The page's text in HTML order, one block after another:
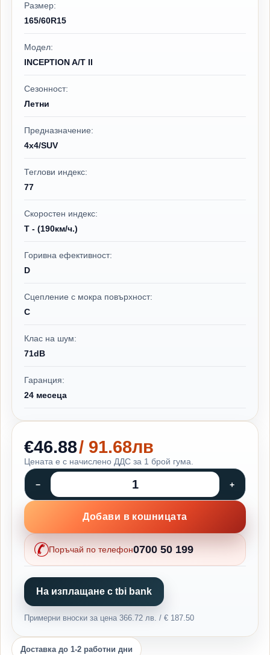
Размер:
165/60R15
Модел:
INCEPTION A/T II
Сезонност:
Летни
Предназначение:
4x4/SUV
Теглови индекс:
77
Скоростен индекс:
T - (190км/ч.)
Горивна ефективност:
D
Сцепление с мокра повърхност:
C
Клас на шум:
71dB
Гаранция:
24 месеца
€46.88/ 91.68лв
Цената е с начислено ДДС за 1 брой гума.
Добави в кошницата
Поръчай по телефон0700 50 199
На изплащане с tbi bank
Примерни вноски за цена 366.72 лв. / € 187.50
Доставка до 1-2 работни дни